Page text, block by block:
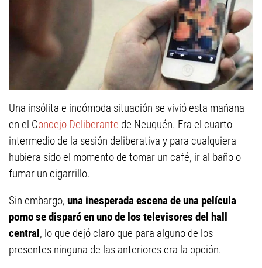
Una insólita e incómoda situación se vivió esta mañana
en el Concejo Deliberante de Neuquén. Era el cuarto
intermedio de la sesión deliberativa y para cualquiera
hubiera sido el momento de tomar un café, ir al baño o
fumar un cigarrillo.
Sin embargo, una inesperada escena de una película
porno se disparó en uno de los televisores del hall
central, lo que dejó claro que para alguno de los
presentes ninguna de las anteriores era la opción.